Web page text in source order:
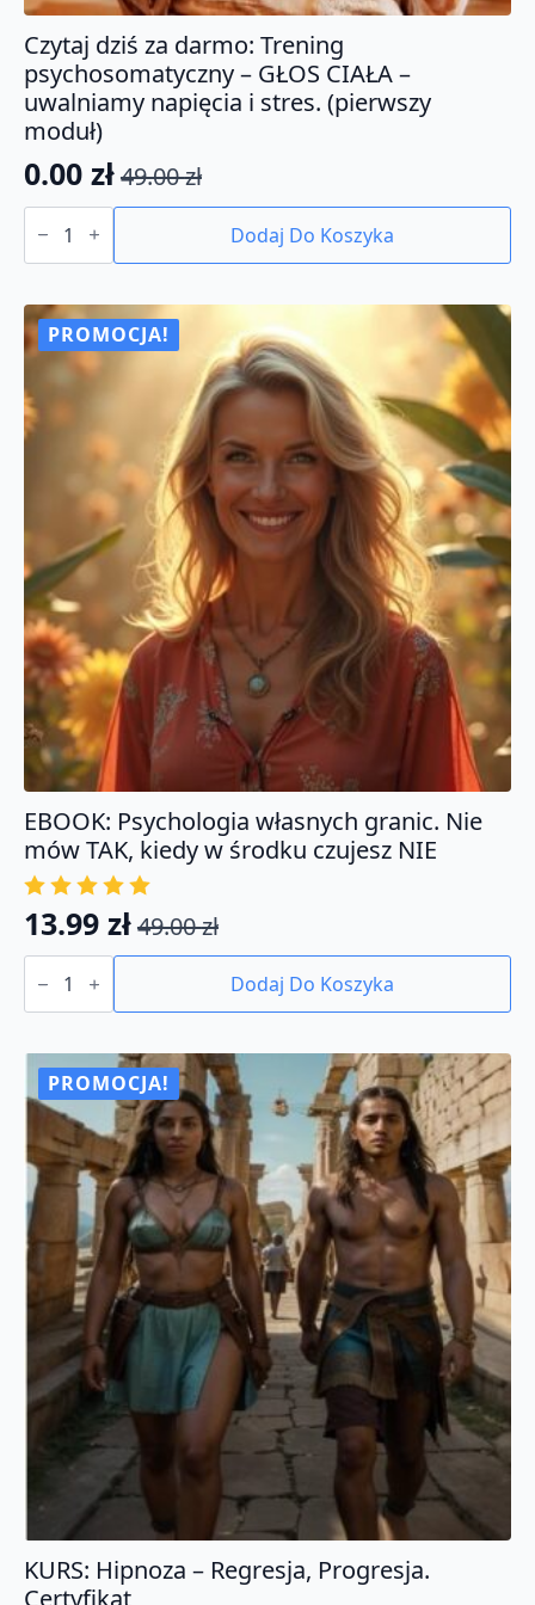
Czytaj dziś za darmo: Trening
psychosomatyczny – GŁOS CIAŁA –
uwalniamy napięcia i stres. (pierwszy
moduł)
49.00zł
Pierwotna
cena
wynosiła:
49.00 zł.
0.00 zł
Aktualna
cena
wynosi:
0.00 zł.
ilość
Czytaj
za
Trening
psychosomatyczny
-
GŁOS
CIAŁA
-
uwalniamy
napięcia
(pierwszy
moduł)
Dodaj Do Koszyka
PROMOCJA!
EBOOK: Psychologia własnych granic. Nie
mów TAK, kiedy w środku czujesz NIE
49.00zł
Pierwotna
cena
wynosiła:
49.00 zł.
13.99 zł
Aktualna
cena
wynosi:
13.99 zł.
ilość
EBOOK:
Psychologia
własnych
Nie
mów
TAK,
kiedy
w
środku
czujesz
NIE
Dodaj Do Koszyka
PROMOCJA!
KURS: Hipnoza – Regresja, Progresja.